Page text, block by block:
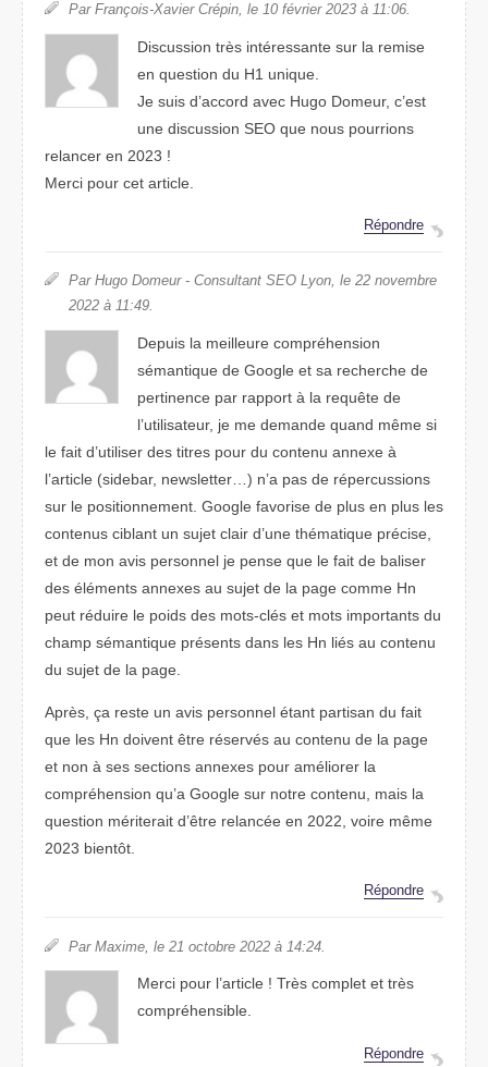
Par François-Xavier Crépin, le 10 février 2023 à 11:06.
Discussion très intéressante sur la remise
en question du H1 unique.
Je suis d’accord avec Hugo Domeur, c’est
une discussion SEO que nous pourrions
relancer en 2023 !
Merci pour cet article.
Répondre
Par Hugo Domeur - Consultant SEO Lyon, le 22 novembre
2022 à 11:49.
Depuis la meilleure compréhension
sémantique de Google et sa recherche de
pertinence par rapport à la requête de
l’utilisateur, je me demande quand même si
le fait d’utiliser des titres pour du contenu annexe à
l’article (sidebar, newsletter…) n’a pas de répercussions
sur le positionnement. Google favorise de plus en plus les
contenus ciblant un sujet clair d’une thématique précise,
et de mon avis personnel je pense que le fait de baliser
des éléments annexes au sujet de la page comme Hn
peut réduire le poids des mots-clés et mots importants du
champ sémantique présents dans les Hn liés au contenu
du sujet de la page.
Après, ça reste un avis personnel étant partisan du fait
que les Hn doivent être réservés au contenu de la page
et non à ses sections annexes pour améliorer la
compréhension qu’a Google sur notre contenu, mais la
question mériterait d’être relancée en 2022, voire même
2023 bientôt.
Répondre
Par Maxime, le 21 octobre 2022 à 14:24.
Merci pour l’article ! Très complet et très
compréhensible.
Répondre